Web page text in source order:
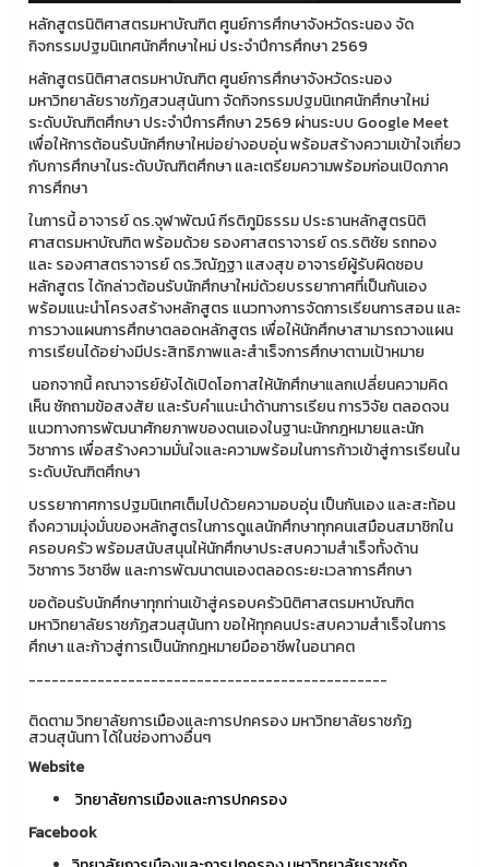
หลักสูตรนิติศาสตรมหาบัณฑิต ศูนย์การศึกษาจังหวัดระนอง จัด
กิจกรรมปฐมนิเทศนักศึกษาใหม่ ประจำปีการศึกษา 2569
หลักสูตรนิติศาสตรมหาบัณฑิต ศูนย์การศึกษาจังหวัดระนอง
มหาวิทยาลัยราชภัฏสวนสุนันทา จัดกิจกรรมปฐมนิเทศนักศึกษาใหม่
ระดับบัณฑิตศึกษา ประจำปีการศึกษา 2569 ผ่านระบบ Google Meet
เพื่อให้การต้อนรับนักศึกษาใหม่อย่างอบอุ่น พร้อมสร้างความเข้าใจเกี่ยว
กับการศึกษาในระดับบัณฑิตศึกษา และเตรียมความพร้อมก่อนเปิดภาค
การศึกษา
ในการนี้ อาจารย์ ดร.จุฬาพัฒน์ กีรติภูมิธรรม ประธานหลักสูตรนิติ
ศาสตรมหาบัณฑิต พร้อมด้วย รองศาสตราจารย์ ดร.รติชัย รถทอง
และ รองศาสตราจารย์ ดร.วิณัฎฐา แสงสุข อาจารย์ผู้รับผิดชอบ
หลักสูตร ได้กล่าวต้อนรับนักศึกษาใหม่ด้วยบรรยากาศที่เป็นกันเอง
พร้อมแนะนำโครงสร้างหลักสูตร แนวทางการจัดการเรียนการสอน และ
การวางแผนการศึกษาตลอดหลักสูตร เพื่อให้นักศึกษาสามารถวางแผน
การเรียนได้อย่างมีประสิทธิภาพและสำเร็จการศึกษาตามเป้าหมาย
นอกจากนี้ คณาจารย์ยังได้เปิดโอกาสให้นักศึกษาแลกเปลี่ยนความคิด
เห็น ซักถามข้อสงสัย และรับคำแนะนำด้านการเรียน การวิจัย ตลอดจน
แนวทางการพัฒนาศักยภาพของตนเองในฐานะนักกฎหมายและนัก
วิชาการ เพื่อสร้างความมั่นใจและความพร้อมในการก้าวเข้าสู่การเรียนใน
ระดับบัณฑิตศึกษา
บรรยากาศการปฐมนิเทศเต็มไปด้วยความอบอุ่น เป็นกันเอง และสะท้อน
ถึงความมุ่งมั่นของหลักสูตรในการดูแลนักศึกษาทุกคนเสมือนสมาชิกใน
ครอบครัว พร้อมสนับสนุนให้นักศึกษาประสบความสำเร็จทั้งด้าน
วิชาการ วิชาชีพ และการพัฒนาตนเองตลอดระยะเวลาการศึกษา
ขอต้อนรับนักศึกษาทุกท่านเข้าสู่ครอบครัวนิติศาสตรมหาบัณฑิต
มหาวิทยาลัยราชภัฏสวนสุนันทา ขอให้ทุกคนประสบความสำเร็จในการ
ศึกษา และก้าวสู่การเป็นนักกฎหมายมืออาชีพในอนาคต
-----------------------------------------------
ติดตาม วิทยาลัยการเมืองและการปกครอง มหาวิทยาลัยราชภัฏ
สวนสุนันทา ได้ในช่องทางอื่นๆ
Website
วิทยาลัยการเมืองและการปกครอง
Facebook